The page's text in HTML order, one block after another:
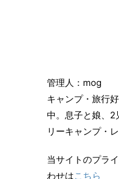
管理人：mog
キャンプ・旅行
中。息子と娘、2
リーキャンプ・
当サイトのプラ
わせはこちら